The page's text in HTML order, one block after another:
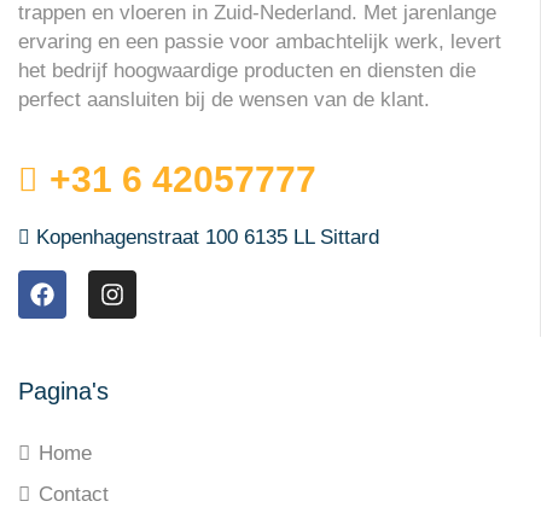
trappen en vloeren in Zuid-Nederland. Met jarenlange
ervaring en een passie voor ambachtelijk werk, levert
het bedrijf hoogwaardige producten en diensten die
perfect aansluiten bij de wensen van de klant.
+31 6 42057777
Kopenhagenstraat 100 6135 LL Sittard
Pagina's
Home
Contact